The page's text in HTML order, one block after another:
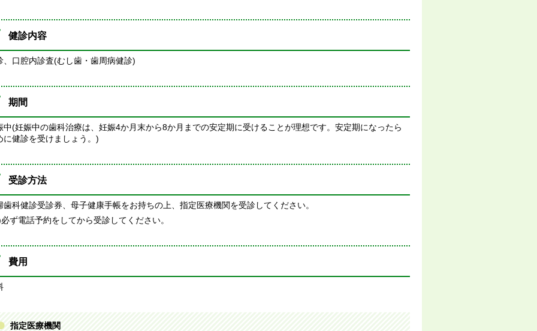
健診内容
、口腔内診査(むし歯・歯周病健診)
期間
中(妊娠中の歯科治療は、妊娠4か月末から8か月までの安定期に受けることが理想です。安定期になったら
に健診を受けましょう。)
受診方法
歯科健診受診券、母子健康手帳をお持ちの上、指定医療機関を受診してください。
ず電話予約をしてから受診してください。
費用
指定医療機関